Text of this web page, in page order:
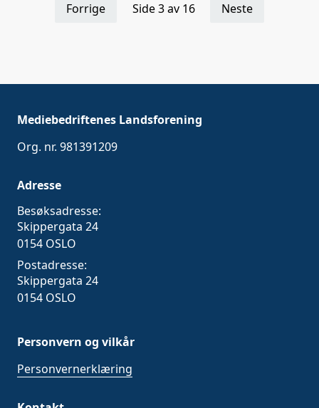
Forrige Side 3 av 16 Neste
Mediebedriftenes Landsforening
Org. nr. 981391209
Adresse
Besøksadresse:
Skippergata 24
0154 OSLO
Postadresse:
Skippergata 24
0154 OSLO
Personvern og vilkår
Personvernerklæring